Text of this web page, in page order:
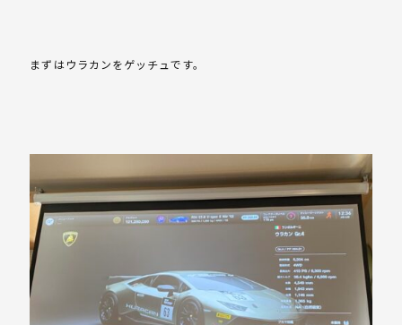
まずはウラカンをゲッチュです。